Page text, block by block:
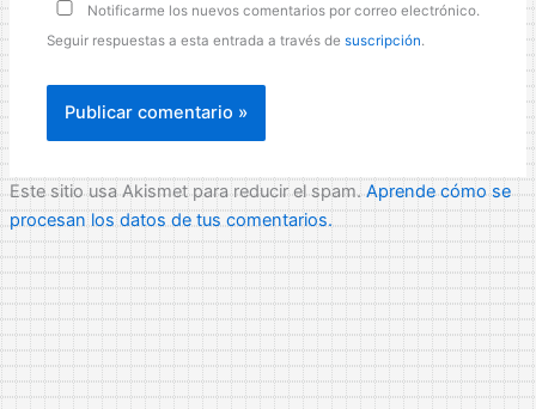
Notificarme los nuevos comentarios por correo electrónico.
Seguir respuestas a esta entrada a través desuscripción.
Este sitio usa Akismet para reducir el spam.Aprende cómo se
procesan los datos de tus comentarios.